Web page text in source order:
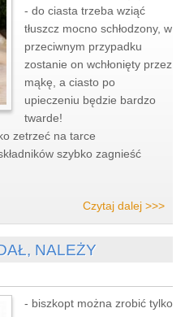
- do ciasta trzeba wziąć
tłuszcz mocno schłodzony, w
przeciwnym przypadku
zostanie on wchłonięty przez
mąkę, a ciasto po
upieczeniu będzie bardzo
twarde!
zetrzeć na tarce
szybko zagnieść
Czytaj dalej >>>
NALEŻY
- biszkopt można zrobić tylko